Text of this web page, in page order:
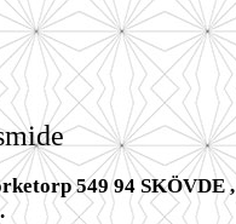
549 94 SKÖVDE ,